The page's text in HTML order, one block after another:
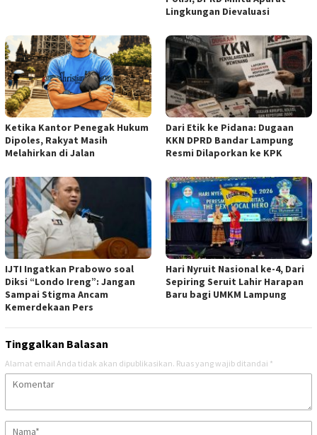
Lingkungan Dievaluasi
Ketika Kantor Penegak Hukum
Dipoles, Rakyat Masih
Melahirkan di Jalan
Dari Etik ke Pidana: Dugaan
KKN DPRD Bandar Lampung
Resmi Dilaporkan ke KPK
IJTI Ingatkan Prabowo soal
Diksi “Londo Ireng”: Jangan
Sampai Stigma Ancam
Kemerdekaan Pers
Hari Nyruit Nasional ke-4, Dari
Sepiring Seruit Lahir Harapan
Baru bagi UMKM Lampung
Tinggalkan Balasan
Alamat email Anda tidak akan dipublikasikan. Ruas yang wajib ditandai *